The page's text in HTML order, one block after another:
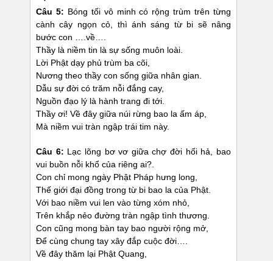
Câu 5: Bóng tối vô minh có rộng trùm trên từng
cành cây ngọn cỏ, thì ánh sáng từ bi sẽ nâng
bước con ….về….
Thầy là niềm tin là sự sống muôn loài.
Lời Phật dạy phủ trùm ba cõi,
Nương theo thầy con sống giữa nhân gian.
Dẫu sự đời có trăm nỗi đắng cay,
Nguồn đạo lý là hành trang đi tới.
Thầy ơi! Về đây giữa núi rừng bao la ấm áp,
Mà niềm vui tràn ngập trái tim này.
Câu 6: Lạc lõng bơ vơ giữa chợ đời hối hả, bao
vui buồn nỗi khổ của riêng ai?.
Con chỉ mong ngày Phật Pháp hưng long,
Thế giới đại đồng trong từ bi bao la của Phật.
Với bao niềm vui len vào từng xóm nhỏ,
Trên khắp nẻo đường tràn ngập tình thương.
Con cũng mong bàn tay bao người rộng mở,
Để cùng chung tay xây đắp cuộc đời….
Về đây thăm lại Phật Quang,